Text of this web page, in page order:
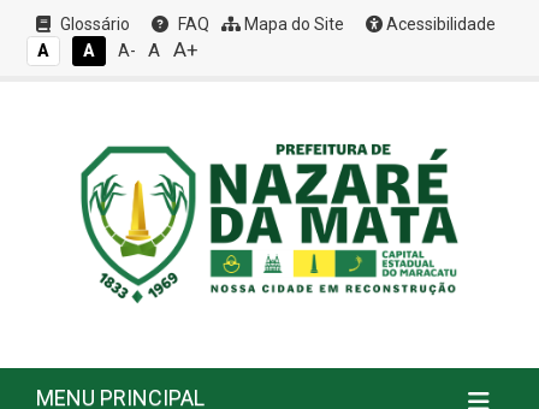
Glossário FAQ Mapa do Site
Acessibilidade
A
A A- A A+
MENU PRINCIPAL